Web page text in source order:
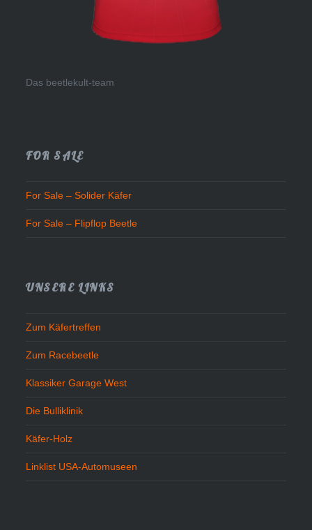
Das beetlekult-team
FOR SALE
For Sale – Solider Käfer
For Sale – Flipflop Beetle
UNSERE LINKS
Zum Käfertreffen
Zum Racebeetle
Klassiker Garage West
Die Bulliklinik
Käfer-Holz
Linklist USA-Automuseen